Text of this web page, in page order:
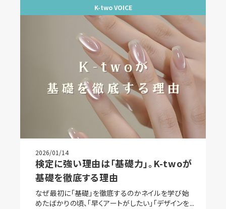
K-two VOICE
2026/01/14
検定に強い理由は「基礎力」。K-twoが
基礎を徹底する理由
なぜ最初に「基礎」を徹底するのかネイルを学び始
めたばかりの頃、「早くアートがしたい」「デザインを...